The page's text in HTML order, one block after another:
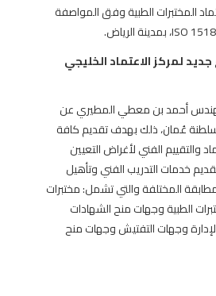
المختبرات الطبية وفق المواصفة
جديد لمركز الاعتماد الخليجي
أحمد بن معطي المطيري عن
عُمان، ذلك بهدف تقديم كافة
والتقييم الفني لأغراض التعيين
خدمات التدريب الفني وتأهيل
المختلفة والتي تشمل: مختبرات
الطبية وجهات منح الشهادات
وجهات التفتيش وجهات منح